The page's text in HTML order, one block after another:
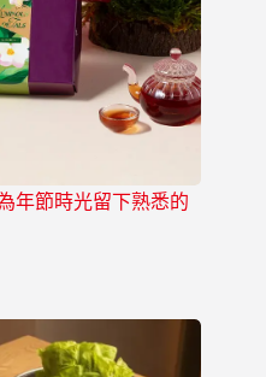
年節時光留下熟悉的